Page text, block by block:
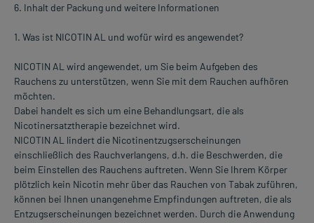
6. Inhalt der Packung und weitere Informationen
1. Was ist NICOTIN AL und wofür wird es angewendet?
NICOTIN AL wird angewendet, um Sie beim Aufgeben des
Rauchens zu unterstützen, wenn Sie mit dem Rauchen aufhören
möchten.
Dabei handelt es sich um eine Behandlungsart, die als
Nicotinersatztherapie bezeichnet wird.
NICOTIN AL lindert die Nicotinentzugserscheinungen
einschließlich des Rauchverlangens, d.h. die Beschwerden, die
beim Einstellen des Rauchens auftreten. Wenn Sie Ihrem Körper
plötzlich kein Nicotin mehr über das Rauchen von Tabak zuführen,
können bei Ihnen unangenehme Empfindungen auftreten, die als
Entzugserscheinungen bezeichnet werden. Durch die Anwendung